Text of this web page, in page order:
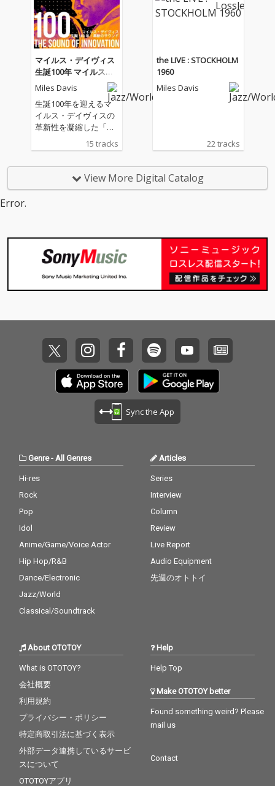
マイルス・デイヴィス
生誕100年 マイルス：
革新のサウンド
Miles Davis
生誕100年を迎えるマ
イルス・デイヴィスの
革新性を凝縮した「Mil
es Davis 100：The So
und of Innovation（マ
ウンド）」は、モダ
ン・ジャズの歴史を塗
at」、深い静寂と緊張
感を湛えた「’Round M
idnight」、そしてバラ
ード表現の極致「My F
作は、ハードバップか
らモード、そしてスタ
ンダードの再解釈ま
で、マイルスの音楽が
持つ知性と美しさを多
面的に味わえる構成で
す。若き日の鋭いアタ
ック、黄金のクインテ
た抒情性が自然に流れ
るように並べられてい
ます。 特に印象的な三
ャズの革命を告げる
てマイルスの繊細なミ
ュート・トランペット
Valentine」を挙げるこ
とができます。これら
を象徴する楽曲であ
るのかを雄弁に物語っ
ています。 このアルバ
なドライブ、都会の夜
景を眺める時間、コー
ャズ入門にも最適で
す。深い余韻と洗練さ
れたサウンドが、日常
のどんな瞬間にも寄り
添い、マイルスの革新
的な精神を感じさせて
15 tracks
the LIVE : STOCKHOLM
1960
Miles Davis
22 tracks
View More Digital Catalog
Error.
Sync the App
Genre- All Genres
Hi-res
Rock
Pop
Idol
Anime/Game/Voice Actor
Hip Hop/R&B
Dance/Electronic
Jazz/World
Classical/Soundtrack
Articles
Series
Interview
Column
Review
Live Report
Audio Equipment
先週のオトトイ
About OTOTOY
What is OTOTOY?
会社概要
利用規約
プライバシー・ポリシー
特定商取引法に基づく表示
外部データ連携しているサービ
スについて
OTOTOYアプリ
Help
Help Top
Make OTOTOY better
Found something weird? Please
mail us
Contact